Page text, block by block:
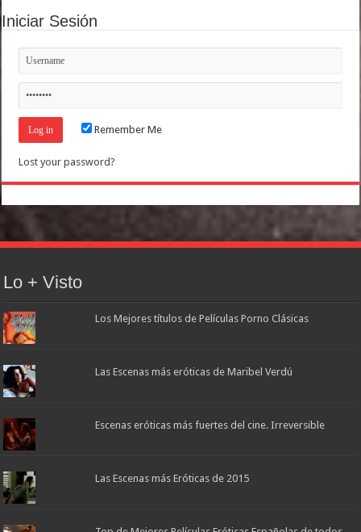
Iniciar Sesión
Remember Me
Lost your password?
Lo + Visto
Los Mejores títulos de Películas Porno Clásicas
Las Escenas más eróticas de Maribel Verdú
Escenas eróticas más fuertes del cine. Irreversible
Las Escenas más Eróticas de 2015